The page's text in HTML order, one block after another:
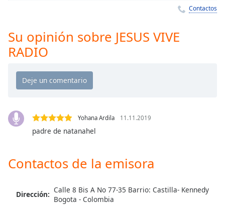
Playback
Rate
Chapters
descriptions
off
Subtitles
settings
Contactos
Su opinión sobre JESUS VIVE
RADIO
Yohana Ardila 11.11.2019
padre de natanahel
Contactos de la emisora
Dirección: Calle 8 Bis A No 77-35 Barrio: Castilla- Kennedy
Bogota - Colombia